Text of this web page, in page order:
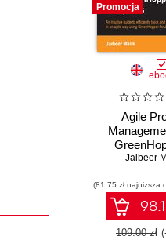
Promocja
Agile
Blueprints.
you track
your projects
Jaibeer
(81,75 zł najniższa
109.00 zł